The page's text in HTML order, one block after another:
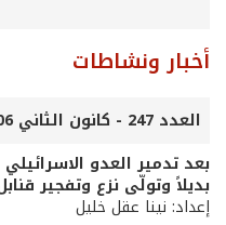
أخبار ونشاطات
العدد 247 - كانون الثاني 2006
بعد تدمير العدو
بديلاً وتولّى نزع وتفجير
إعداد: نينا عقل خليل